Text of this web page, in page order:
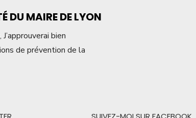
DU MAIRE DE LYON
bien
de prévention de la